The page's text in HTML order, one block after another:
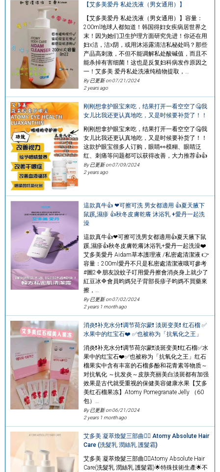
【艾多美爱丹 私处洗液（男女通用）】
【艾多美爱丹 私处洗液（男女通用）】容量：
200ml地球人都知道！韩国得妇女疾病居世界之
末！因为她们卫生护理方面研究先进！你还在用
妇x洁，洁x阴，或用沐浴露清洁私秘处吗？那些
产品高刺激，不但不能调解私处酸碱值，而且不
能杀掉有害细菌！这也是反复妇科病发作原因之
一！艾多美 爱丹私处洗液纯植物提取，…
By 已更新 on07/21/2024
2 years ago
刚刚想拿护眼宝来吃，结果打开一看空空了🤐我
女儿比我还更认真地吃，又是时候要补货了！！
刚刚想拿护眼宝来吃，结果打开一看空空了🤐我
女儿比我还更认真地吃，又是时候要补货了！！
这款护眼宝很多人订购，眼睛👀模糊、眼睛泛
红、刺痛等问题都可以获得改善，大力推荐👍👍
By 已更新 on07/09/2024
2 years ago
這款真牛👍 ❤可擦可洗 男女都適用 👍夏天腋下
鼠蹊,濕疹 👍秋冬皮膚乾癢 沐浴乳 +愛丹一起洗
澡
這款真牛👍❤可擦可洗男女都適用👍夏天腋下鼠
蹊,濕疹👍秋冬皮膚乾癢沐浴乳+愛丹一起洗澡❤️
艾多美愛丹 Aidam草本護理液 /私密處清潔液 👉
容量：200ml愛丹不只是私密處清潔液哦可參考
#圖2🔷️朋友說蚊子叮用愛丹擦會消炎身上就少了
紅豆冰🔷️會員昀媽兒子背部長疹子昀媽不買藥來
擦，…
By 已更新 on07/02/2024
2 years 1 month ago
消炎❗补充水分❗调节荷尔蒙❗ 淡斑变美❗ 红石榴 ✅
水果中的红宝石❤️ ✅也被称为「抗氧化之王」
消炎❗补充水分❗调节荷尔蒙❗淡斑变美❗红石榴✅水
果中的红宝石❤️✅也被称为「抗氧化之王」红石
榴果实中含有丰富的石榴多酚和花青素等物质～
对抗氧化 ～抗发炎～皮肤亮丽美白淡斑都有加强
效果是古代就受重视的保健美容健康水果【艾多
美红石榴果冻】Atomy Pomegranate Jelly （60
包）…
By 已更新 on06/21/2024
2 years 1 month ago
艾多美 凝萃煥髮三部曲👱‍♀️ Atomy Absolute Hair
Care (洗髮乳 潤絲乳 護髮霜)
艾多美 凝萃煥髮三部曲👱‍♀️Atomy Absolute Hair
Care(洗髮乳 潤絲乳 護髮霜)🌟特殊技術生產🌟不